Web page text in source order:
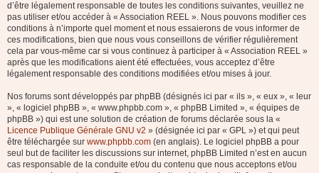
d’être légalement responsable de toutes les conditions suivantes, veuillez ne
pas utiliser et/ou accéder à « Association REEL ». Nous pouvons modifier ces
conditions à n’importe quel moment et nous essaierons de vous informer de
ces modifications, bien que nous vous conseillons de vérifier régulièrement
cela par vous-même car si vous continuez à participer à « Association REEL »
après que les modifications aient été effectuées, vous acceptez d’être
légalement responsable des conditions modifiées et/ou mises à jour.
Nos forums sont développés par phpBB (désignés ici par « ils », « eux », « leur
», « logiciel phpBB », « www.phpbb.com », « phpBB Limited », « équipes de
phpBB ») qui est une solution de création de forums déclarée sous la «
Licence Publique Générale GNU v2 » (désignée ici par « GPL ») et qui peut
être téléchargée sur www.phpbb.com (en anglais). Le logiciel phpBB a pour
seul but de faciliter les discussions sur internet, phpBB Limited n’est en aucun
cas responsable de la conduite et/ou du contenu que nous acceptons et/ou